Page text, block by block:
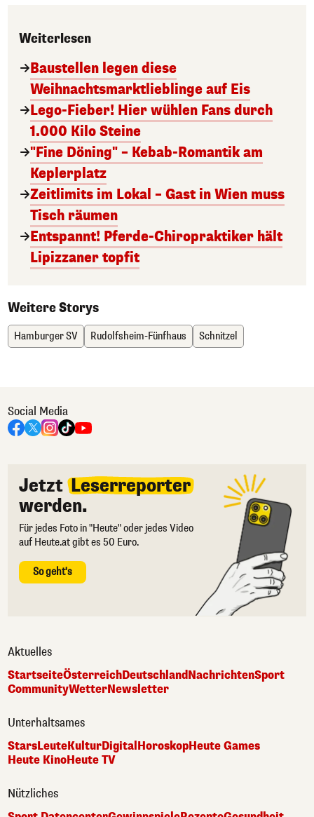
Weiterlesen
Baustellen legen diese
Weihnachtsmarktlieblinge auf Eis
Lego-Fieber! Hier wühlen Fans durch
1.000 Kilo Steine
"Fine Döning" – Kebab-Romantik am
Keplerplatz
Zeitlimits im Lokal – Gast in Wien muss
Tisch räumen
Entspannt! Pferde-Chiropraktiker hält
Lipizzaner topfit
Weitere Storys
Hamburger SV Rudolfsheim-Fünfhaus Schnitzel
Social Media
Jetzt Leserreporter
werden.
Für jedes Foto in "Heute" oder jedes Video
auf Heute.at gibt es 50 Euro.
So geht's
Aktuelles
StartseiteÖsterreichDeutschlandNachrichtenSport
CommunityWetterNewsletter
Unterhaltsames
StarsLeuteKulturDigitalHoroskopHeute Games
Heute KinoHeute TV
Nützliches